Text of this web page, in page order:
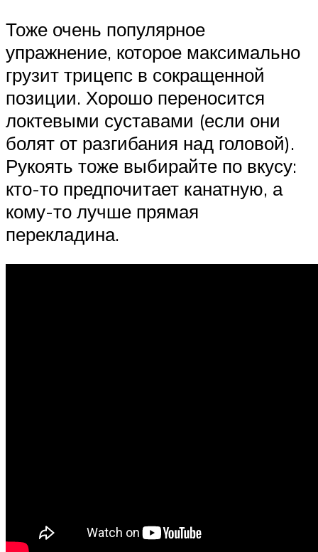
Тоже очень популярное
упражнение, которое максимально
грузит трицепс в сокращенной
позиции. Хорошо переносится
локтевыми суставами (если они
болят от разгибания над головой).
Рукоять тоже выбирайте по вкусу:
кто-то предпочитает канатную, а
кому-то лучше прямая
перекладина.